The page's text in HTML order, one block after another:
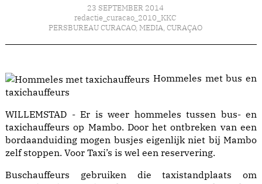
23 SEPTEMBER 2014
redactie_curacao_2010_KKC
PERSBUREAU CURACAO, MEDIA, CURAÇAO
Hommeles met bus en
taxichauffeurs
WILLEMSTAD - Er is weer hommeles tussen bus- en
taxichauffeurs op Mambo. Door het ontbreken van een
bordaanduiding mogen busjes eigenlijk niet bij Mambo
zelf stoppen. Voor Taxi’s is wel een reservering.
Buschauffeurs gebruiken die taxistandplaats om